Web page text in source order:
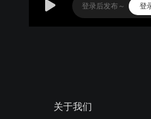
登
关于我们